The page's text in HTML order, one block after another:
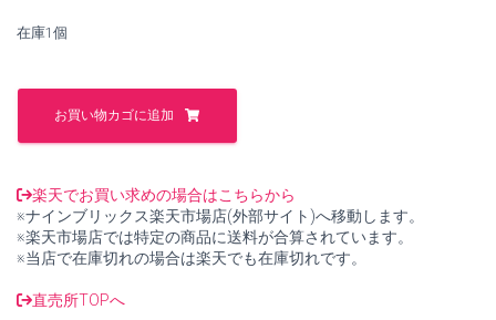
た。
す。
在庫1個
Soil
Behaviour
Critical
Soil
Mechanics【中
古】
個
お買い物カゴに追加
楽天でお買い求めの場合はこちらから
※ナインブリックス楽天市場店(外部サイト)へ移動します。
※楽天市場店では特定の商品に送料が合算されています。
※当店で在庫切れの場合は楽天でも在庫切れです。
直売所TOPへ